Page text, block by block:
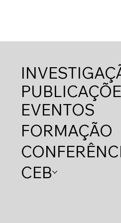
EVENTOS
FORMAÇÃO
CEB